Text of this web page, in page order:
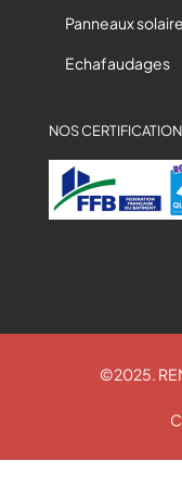
Panneaux
Echafaudages
NOS
©2025.